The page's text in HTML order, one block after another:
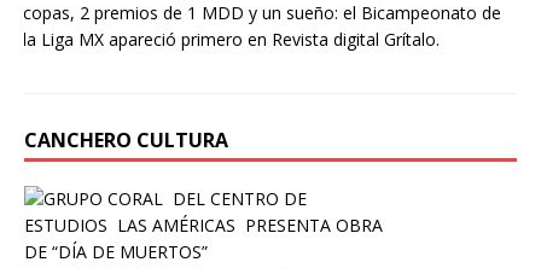
copas, 2 premios de 1 MDD y un sueño: el Bicampeonato de
la Liga MX apareció primero en Revista digital Grítalo.
CANCHERO CULTURA